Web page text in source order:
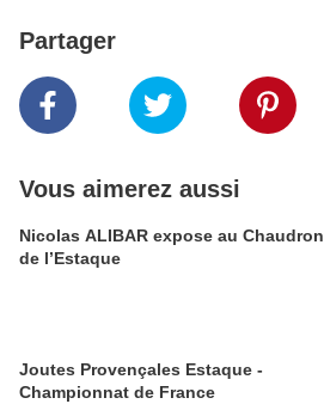
Partager
Vous aimerez aussi
Nicolas ALIBAR expose au Chaudron
de l’Estaque
Joutes Provençales Estaque -
Championnat de France